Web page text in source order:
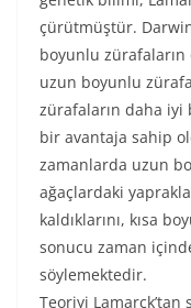
çürütmüştür.
boyunlu zürafaların
uzun boyunlu
zürafaların daha
bir avantaja sahip
zamanlarda uzun
ağaçlardaki
kaldıklarını, kısa
sonucu zaman
söylemektedir.
Teoriyi